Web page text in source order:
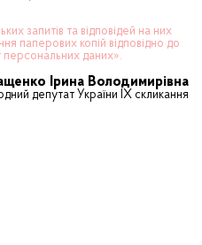
запитів та відповідей на них
паперових копій відповідно до
персональних даних».
Ірина Володимирівна
депутат України IX скликання